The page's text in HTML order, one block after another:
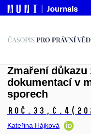
Zmaření
dokumentací v
sporech
Roč.33, č.4
Kateřina Hájková